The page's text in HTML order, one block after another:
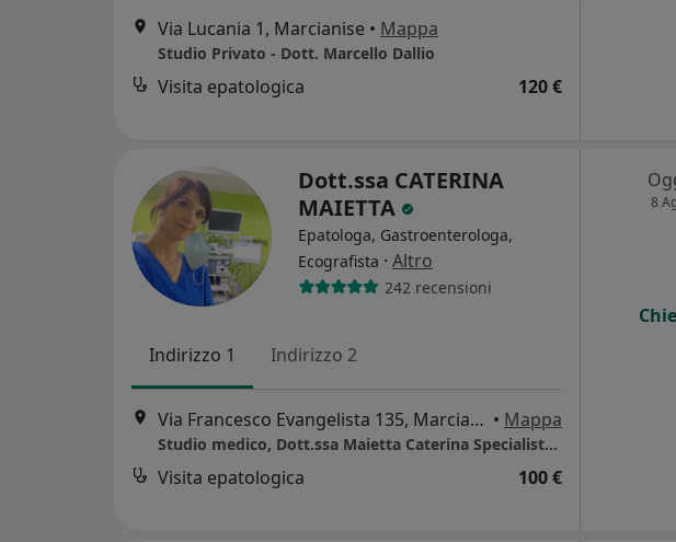
Via Lucania 1, Marcianise • Mappa
Studio Privato - Dott. Marcello Dallio
Visita epatologica 120 €
Dott.ssa CATERINA
MAIETTA
Epatologa, Gastroenterologa,
Ecografista · Altro
242 recensioni
Indirizzo 1 Indirizzo 2
Via Francesco Evangelista 135, Marcianise • Mappa
Studio medico, Dott.ssa Maietta Caterina Specialista in Gastroenterologia ed Endoscopia digestiva, Malattie di Fegato, Vie biliari e Pancreas
Visita epatologica 100 €
8